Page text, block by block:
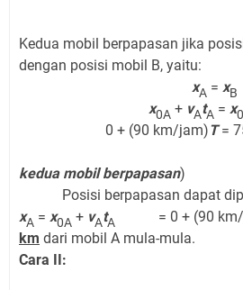
Kedua mobil berpapasan jika
dengan posisi mobil B, yaitu:
xA = xB
x0A + vAtA = x
0 + (90 km/jam)T=
kedua mobil berpapasan)
Posisi berpapasan dapat
xA = x0A + vAtA = 0 + (90
km dari mobil A mula-mula.
Cara II: